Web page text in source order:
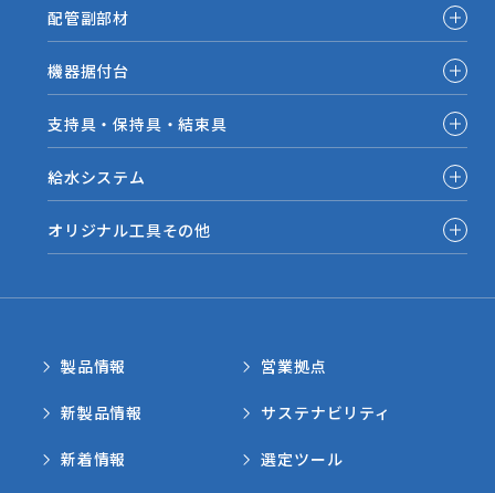
配管副部材
機器据付台
支持具・保持具・結束具
給水システム
オリジナル工具その他
製品情報
新製品情報
新着情報
営業拠点
サステナビリティ
選定ツール